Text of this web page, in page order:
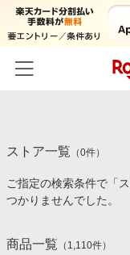
カテゴリー一覧
百貨店・総合ECモール
食品・スイーツ・お酒
イベント一覧
初回購入者限定特典
ストア一覧 （0件）
ご指定の検索条件で「
つかりませんでした。
商品一覧 （ 1,110件）